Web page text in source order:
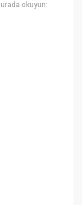
okuyun: